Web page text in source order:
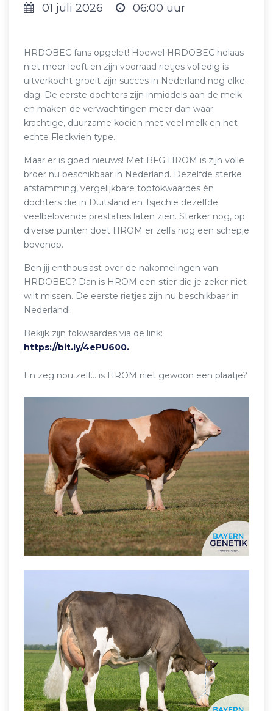
01 juli 2026 06:00 uur
HRDOBEC fans opgelet! Hoewel HRDOBEC helaas
niet meer leeft en zijn voorraad rietjes volledig is
uitverkocht groeit zijn succes in Nederland nog elke
dag. De eerste dochters zijn inmiddels aan de melk
en maken de verwachtingen meer dan waar:
krachtige, duurzame koeien met veel melk en het
echte Fleckvieh type.
Maar er is goed nieuws! Met BFG HROM is zijn volle
broer nu beschikbaar in Nederland. Dezelfde sterke
afstamming, vergelijkbare topfokwaardes én
dochters die in Duitsland en Tsjechië dezelfde
veelbelovende prestaties laten zien. Sterker nog, op
diverse punten doet HROM er zelfs nog een schepje
bovenop.
Ben jij enthousiast over de nakomelingen van
HRDOBEC? Dan is HROM een stier die je zeker niet
wilt missen. De eerste rietjes zijn nu beschikbaar in
Nederland!
Bekijk zijn fokwaardes via de link:
https://bit.ly/4ePU600.
En zeg nou zelf… is HROM niet gewoon een plaatje?